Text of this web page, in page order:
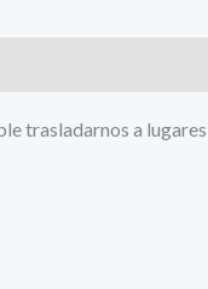
trasladarnos a